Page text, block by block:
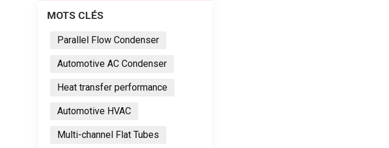
MOTS CLÉS
Parallel Flow Condenser
Automotive AC Condenser
Heat transfer performance
Automotive HVAC
Multi-channel Flat Tubes